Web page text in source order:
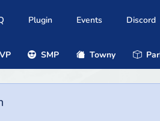
Plugin Events Discord
SMP Towny